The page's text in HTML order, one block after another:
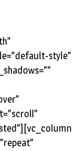
style”